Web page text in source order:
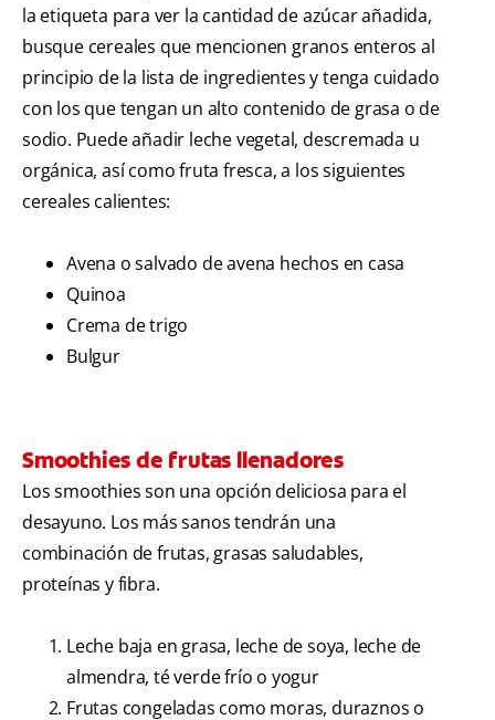
la etiqueta para ver la cantidad de azúcar añadida,
busque cereales que mencionen granos enteros al
principio de la lista de ingredientes y tenga cuidado
con los que tengan un alto contenido de grasa o de
sodio. Puede añadir leche vegetal, descremada u
orgánica, así como fruta fresca, a los siguientes
cereales calientes:
Avena o salvado de avena hechos en casa
Quinoa
Crema de trigo
Bulgur
Smoothies de frutas llenadores
Los smoothies son una opción deliciosa para el
desayuno. Los más sanos tendrán una
combinación de frutas, grasas saludables,
proteínas y fibra.
Leche baja en grasa, leche de soya, leche de
almendra, té verde frío o yogur
Frutas congeladas como moras, duraznos o